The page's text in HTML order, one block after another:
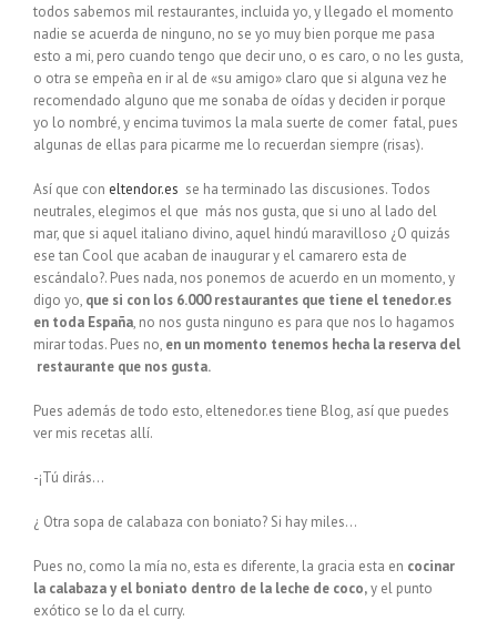
todos sabemos mil restaurantes, incluida yo, y llegado el momento
nadie se acuerda de ninguno, no se yo muy bien porque me pasa
esto a mi, pero cuando tengo que decir uno, o es caro, o no les gusta,
o otra se empeña en ir al de «su amigo» claro que si alguna vez he
recomendado alguno que me sonaba de oídas y deciden ir porque
yo lo nombré, y encima tuvimos la mala suerte de comer fatal, pues
algunas de ellas para picarme me lo recuerdan siempre (risas).
Así que con eltendor.es se ha terminado las discusiones. Todos
neutrales, elegimos el que más nos gusta, que si uno al lado del
mar, que si aquel italiano divino, aquel hindú maravilloso ¿O quizás
ese tan Cool que acaban de inaugurar y el camarero esta de
escándalo?. Pues nada, nos ponemos de acuerdo en un momento, y
digo yo, que si con los 6.000 restaurantes que tiene el tenedor.es
en toda España, no nos gusta ninguno es para que nos lo hagamos
mirar todas. Pues no, en un momento tenemos hecha la reserva del
restaurante que nos gusta.
Pues además de todo esto, eltenedor.es tiene Blog, así que puedes
ver mis recetas allí.
-¡Tú dirás…
¿ Otra sopa de calabaza con boniato? Si hay miles…
Pues no, como la mía no, esta es diferente, la gracia esta en cocinar
la calabaza y el boniato dentro de la leche de coco,y el punto
exótico se lo da el curry.